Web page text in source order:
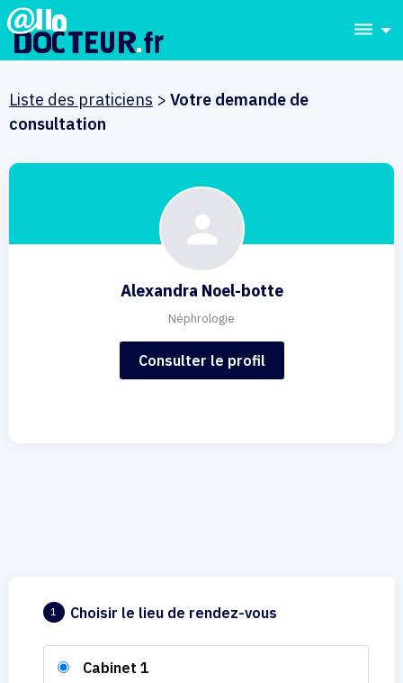
dehaze
Liste des praticiens > Votre demande de
consultation
Alexandra Noel-botte
Néphrologie
Consulter le profil
1 Choisir le lieu de rendez-vous
Cabinet 1